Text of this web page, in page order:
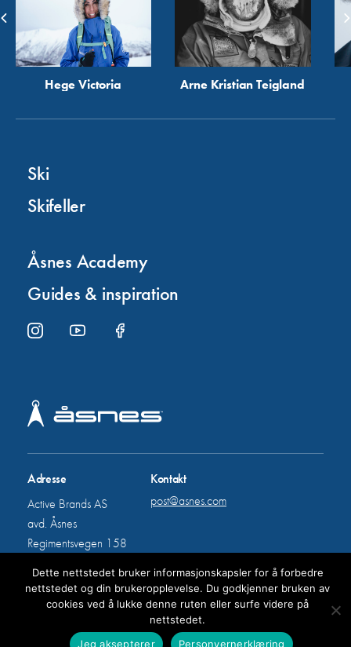
Hege Victoria Arne Kristian Teigland
Adresse
Active Brands AS
avd. Åsnes
Regimentsvegen 158
Kontakt
post@asnes.com
Ski
Skifeller
Åsnes Academy
Guides & inspiration
All rights reserved © Åsnes
Dette nettstedet bruker informasjonskapsler for å forbedre
nettstedet og din brukeropplevelse. Du godkjenner bruken av
cookies ved å lukke denne ruten eller surfe videre på
nettstedet.
Jeg aksepterer
Personvernerklæring